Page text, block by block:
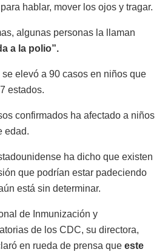
hablar, mover los ojos y tragar.
algunas personas la llaman
a la polio”.
elevó a 90 casos en niños que
estados.
confirmados ha afectado a niños
edad.
ha dicho que existen
que podrían estar padeciendo
está sin determinar.
de Inmunización y
de los CDC, su directora,
en rueda de prensa que este